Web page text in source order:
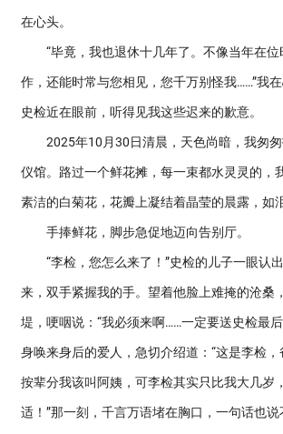
在心头。
“毕竟，我也退休十几年了。不像当年在位
作，还能时常与您相见，您千万别怪我……”我
史检近在眼前，听得见我这些迟来的歉意。
2025年10月30日清晨，天色尚暗，我匆匆
仪馆。路过一个鲜花摊，每一束都水灵灵的，
素洁的白菊花，花瓣上凝结着晶莹的晨露，如泪
手捧鲜花，脚步急促地迈向告别厅。
“李检，您怎么来了！”史检的儿子一眼认
来，双手紧握我的手。望着他脸上难掩的沧桑
堤，哽咽说：“我必须来啊……一定要送史检最
身唤来身后的爱人，急切介绍道：“这是李检，
按辈分我该叫阿姨，可李检其实只比我大几岁
适！”那一刻，千言万语堵在胸口，一句话也